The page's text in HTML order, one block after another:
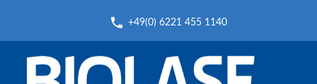
+49(0) 6221 455 1140